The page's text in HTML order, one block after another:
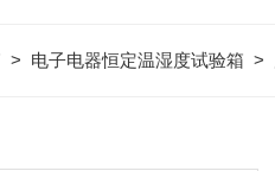
> 电子电器恒定温湿度试验箱 >